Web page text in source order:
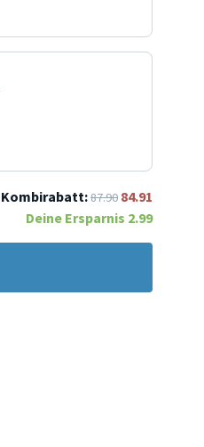
Kombirabatt:87.90 84.91
Deine Ersparnis 2.99